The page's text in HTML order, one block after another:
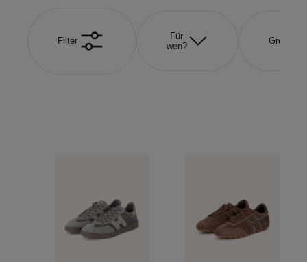
Filter
Für
wen?
Größe